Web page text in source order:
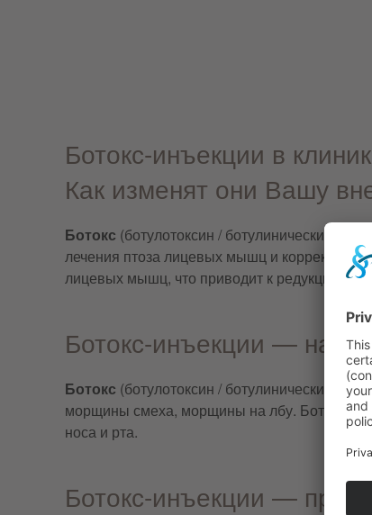
Ботокс-инъекции в
Как изменят они Вашу
Ботокс (ботулотоксин / ботулинический
лечения птоза лицевых мышц и коррекции
лицевых мышц, что приводит к редукции,
Ботокс-инъекции — на
Ботокс (ботулотоксин / ботулинический
морщины смеха, морщины на лбу. Ботокс,
носа и рта.
Ботокс-инъекции —